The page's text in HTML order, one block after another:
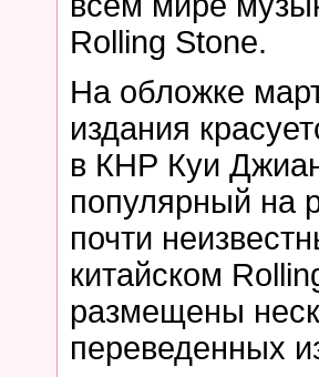
Rolling Stone.
На обложке
издания
в КНР Куи
популярный на
почти
китайском
размещены
переведенных